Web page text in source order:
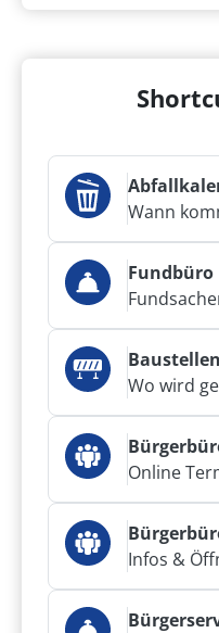
Wann
Fundbüro
Wo wird
Online
Infos &